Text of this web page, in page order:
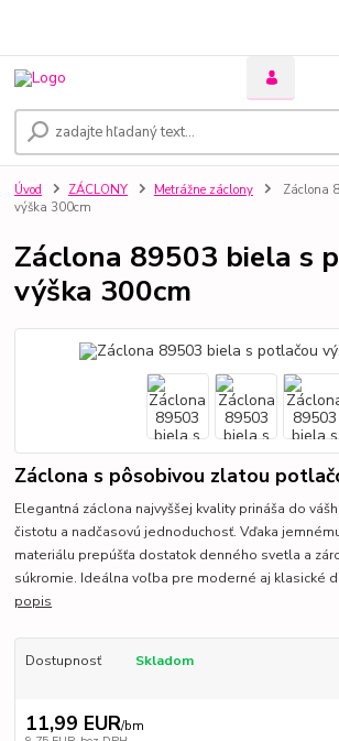
Úvod ZÁCLONY Metrážne záclony
Záclona
výška 300cm
Záclona 89503 biela s
výška 300cm
Záclona s pôsobivou zlatou
Elegantná záclona najvyššej kvality prináša do
čistotu a nadčasovú jednoduchosť. Vďaka
materiálu prepúšťa dostatok denného svetla a
súkromie. Ideálna voľba pre moderné aj klasické
popis
Dostupnosť Skladom
11,99 EUR/bm